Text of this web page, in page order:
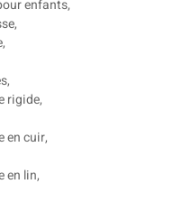
enfants,
,
,
,
rigide,
en cuir,
en lin,